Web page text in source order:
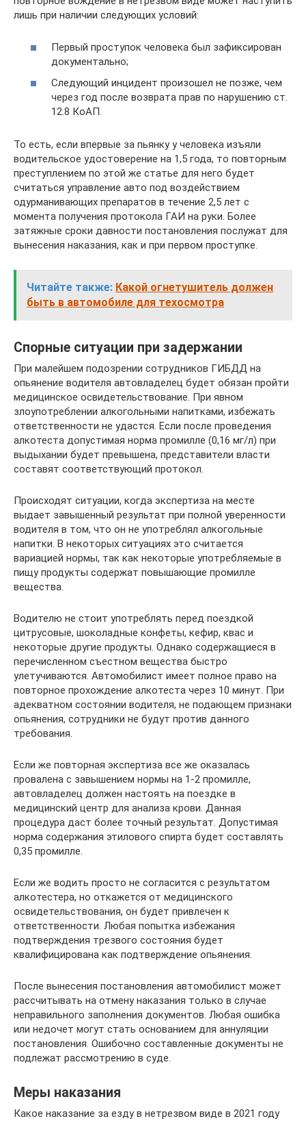
лишь при наличии следующих условий:
Первый проступок человека был зафиксирован
документально;
Следующий инцидент произошел не позже, чем
через год после возврата прав по нарушению ст.
12.8 КоАП.
То есть, если впервые за пьянку у человека изъяли
водительское удостоверение на 1,5 года, то повторным
преступлением по этой же статье для него будет
считаться управление авто под воздействием
одурманивающих препаратов в течение 2,5 лет с
момента получения протокола ГАИ на руки. Более
затяжные сроки давности постановления послужат для
вынесения наказания, как и при первом проступке.
Читайте также: Какой огнетушитель должен
быть в автомобиле для техосмотра
Спорные ситуации при задержании
При малейшем подозрении сотрудников ГИБДД на
опьянение водителя автовладелец будет обязан пройти
медицинское освидетельствование. При явном
злоупотреблении алкогольными напитками, избежать
ответственности не удастся. Если после проведения
алкотеста допустимая норма промилле (0,16 мг/л) при
выдыхании будет превышена, представители власти
составят соответствующий протокол.
Происходят ситуации, когда экспертиза на месте
выдает завышенный результат при полной уверенности
водителя в том, что он не употреблял алкогольные
напитки. В некоторых ситуациях это считается
вариацией нормы, так как некоторые употребляемые в
пищу продукты содержат повышающие промилле
вещества.
Водителю не стоит употреблять перед поездкой
цитрусовые, шоколадные конфеты, кефир, квас и
некоторые другие продукты. Однако содержащиеся в
перечисленном съестном вещества быстро
улетучиваются. Автомобилист имеет полное право на
повторное прохождение алкотеста через 10 минут. При
адекватном состоянии водителя, не подающем признаки
опьянения, сотрудники не будут против данного
требования.
Если же повторная экспертиза все же оказалась
провалена с завышением нормы на 1-2 промилле,
автовладелец должен настоять на поездке в
медицинский центр для анализа крови. Данная
процедура даст более точный результат. Допустимая
норма содержания этилового спирта будет составлять
0,35 промилле.
Если же водить просто не согласится с результатом
алкотестера, но откажется от медицинского
освидетельствования, он будет привлечен к
ответственности. Любая попытка избежания
подтверждения трезвого состояния будет
квалифицирована как подтверждение опьянения.
После вынесения постановления автомобилист может
рассчитывать на отмену наказания только в случае
неправильного заполнения документов. Любая ошибка
или недочет могут стать основанием для аннуляции
постановления. Ошибочно составленные документы не
подлежат рассмотрению в суде.
Меры наказания
Какое наказание за езду в нетрезвом виде в 2021 году